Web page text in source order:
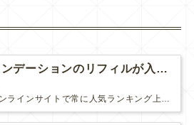
V3ファンデーションのリフィルが入荷しました！